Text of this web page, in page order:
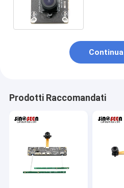
Continua
Prodotti Raccomandati